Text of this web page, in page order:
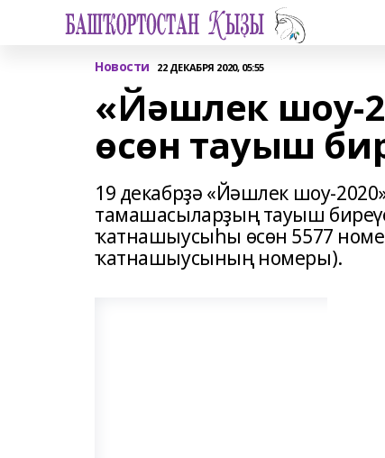
Новости 22 ДЕКАБРЯ 2020, 05:55
«Йәшлек шоу-
өсөн тауыш
19 декабрҙә «Йәшлек шоу-
тамашасыларҙың тауыш
ҡатнашыусыһы өсөн 5577
ҡатнашыусының номеры).